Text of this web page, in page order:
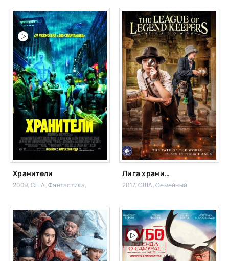
Хранители
2009, США,Фантастика,
Лига хранителей легенд: Тени
2017, США,Семейный